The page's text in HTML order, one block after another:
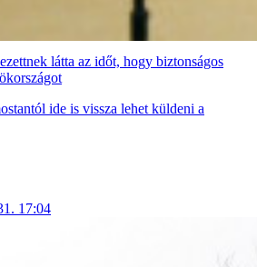
látta az időt, hogy biztonságos
ide is vissza lehet küldeni a
17:04